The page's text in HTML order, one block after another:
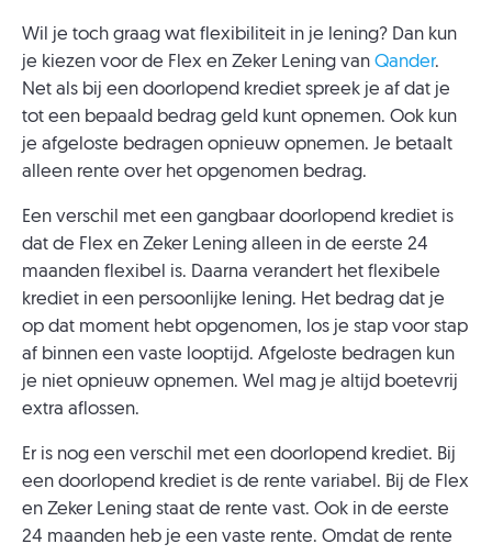
Wil je toch graag wat flexibiliteit in je lening? Dan kun
je kiezen voor de Flex en Zeker Lening van Qander.
Net als bij een doorlopend krediet spreek je af dat je
tot een bepaald bedrag geld kunt opnemen. Ook kun
je afgeloste bedragen opnieuw opnemen. Je betaalt
alleen rente over het opgenomen bedrag.
Een verschil met een gangbaar doorlopend krediet is
dat de Flex en Zeker Lening alleen in de eerste 24
maanden flexibel is. Daarna verandert het flexibele
krediet in een persoonlijke lening. Het bedrag dat je
op dat moment hebt opgenomen, los je stap voor stap
af binnen een vaste looptijd. Afgeloste bedragen kun
je niet opnieuw opnemen. Wel mag je altijd boetevrij
extra aflossen.
Er is nog een verschil met een doorlopend krediet. Bij
een doorlopend krediet is de rente variabel. Bij de Flex
en Zeker Lening staat de rente vast. Ook in de eerste
24 maanden heb je een vaste rente. Omdat de rente